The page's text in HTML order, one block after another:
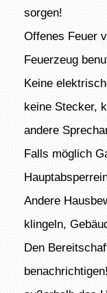
sorgen!
Offenes Feuer
Feuerzeug
Keine
keine Stecker,
andere
Falls möglich
Andere
klingeln,
Den